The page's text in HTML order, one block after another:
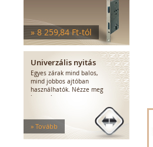
Zárpajzsok
Mechanikus kiegészítők
Elektromos zárak
Elektromos bevéső zárak
Zárfogadók
MEDIATOR biztonsági zárak
Elektromos zár kiegészítők
» 8 259,84 Ft-tól
Univerzális nyitás
Egyes zárak mind balos,
mind jobbos ajtóban
használhatók. Nézze meg
hogyan!
» Tovább